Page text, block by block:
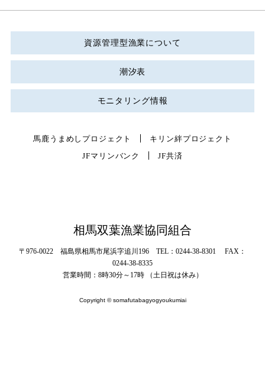
資源管理型漁業について
潮汐表
モニタリング情報
馬鹿うまめしプロジェクト
キリン絆プロジェクト
JFマリンバンク
JF共済
相馬双葉漁業協同組合
〒976-0022 福島県相馬市尾浜字追川196 TEL：0244-38-8301 FAX：
0244-38-8335
営業時間：8時30分～17時 （土日祝は休み）
Copyright © somafutabagyogyoukumiai